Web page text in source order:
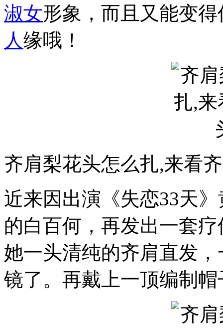
淑女形象，而且又能变
人缘哦！
齐肩梨花头怎么扎,来看
近来因出演《失恋33天
的白百何，再发出一套
她一头清纯的齐肩直发
镜了。再戴上一顶编制